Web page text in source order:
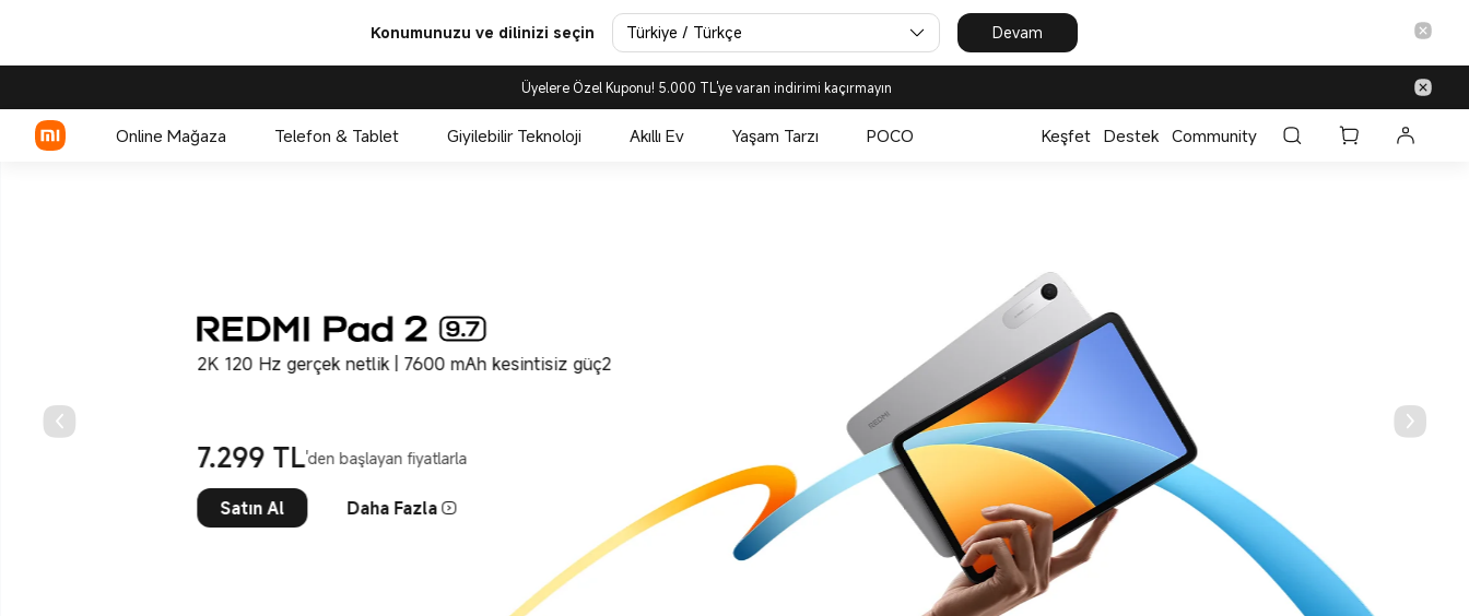
Konumunuzu ve dilinizi seçin Türkiye / Türkçe Devam
Üyelere Özel Kuponu! 5.000 TL'ye varan indirimi kaçırmayın
Online Mağaza Telefon & Tablet Giyilebilir Teknoloji Akıllı Ev Yaşam Tarzı POCO Keşfet Destek Community
Xiaomi Türkiye | Telefonlar | Tabletler | Akıllı Ev Aletleri
2K 120 Hz gerçek netlik | 7600 mAh kesintisiz güç2
7.299TL
Current Price TL7299'den başlayan fiyatlarla
Satın Al Daha Fazla